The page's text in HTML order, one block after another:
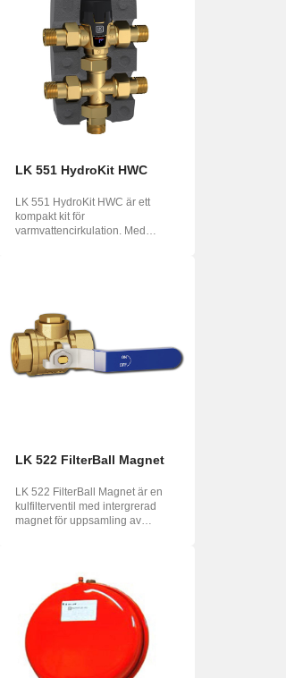
LK 551 HydroKit HWC
LK 551 HydroKit HWC är ett
kompakt kit för
varmvattencirkulation. Med
LK 522 FilterBall Magnet
LK 522 FilterBall Magnet är en
kulfilterventil med intergrerad
magnet för uppsamling av